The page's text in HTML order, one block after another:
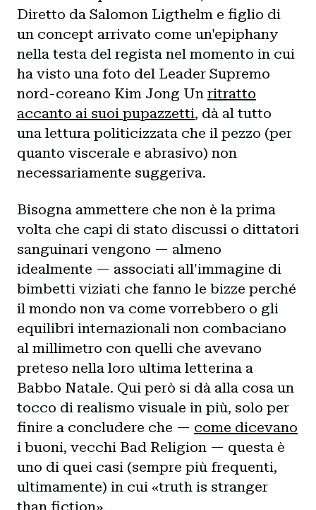
Diretto da Salomon Ligthelm e figlio di
un concept arrivato come un'epiphany
nella testa del regista nel momento in cui
ha visto una foto del Leader Supremo
nord-coreano Kim Jong Un ritratto
accanto ai suoi pupazzetti, dà al tutto
una lettura politicizzata che il pezzo (per
quanto viscerale e abrasivo) non
necessariamente suggeriva.
Bisogna ammettere che non è la prima
volta che capi di stato discussi o dittatori
sanguinari vengono — almeno
idealmente — associati all'immagine di
bimbetti viziati che fanno le bizze perché
il mondo non va come vorrebbero o gli
equilibri internazionali non combaciano
al millimetro con quelli che avevano
preteso nella loro ultima letterina a
Babbo Natale. Qui però si dà alla cosa un
tocco di realismo visuale in più, solo per
finire a concludere che — come dicevano
i buoni, vecchi Bad Religion — questa è
uno di quei casi (sempre più frequenti,
ultimamente) in cui «truth is stranger
than fiction».